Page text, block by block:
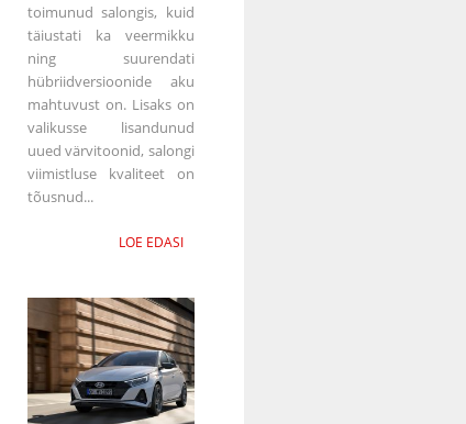
toimunud salongis, kuid
täiustati ka veermikku
ning suurendati
hübriidversioonide aku
mahtuvust on. Lisaks on
valikusse lisandunud
uued värvitoonid, salongi
viimistluse kvaliteet on
tõusnud...
LOE EDASI